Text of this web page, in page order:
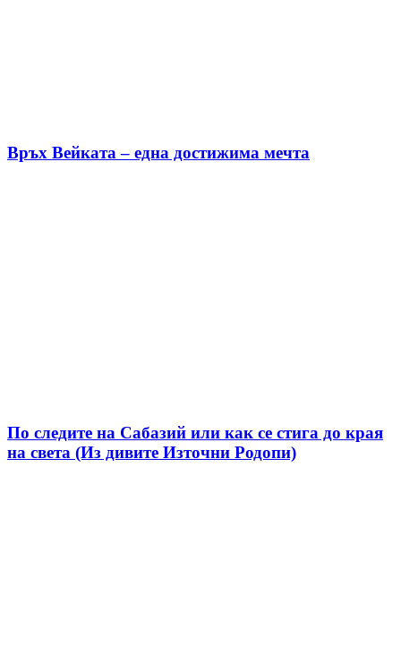
Връх Вейката – една достижима мечта
По следите на Сабазий или как се стига до края
на света (Из дивите Източни Родопи)